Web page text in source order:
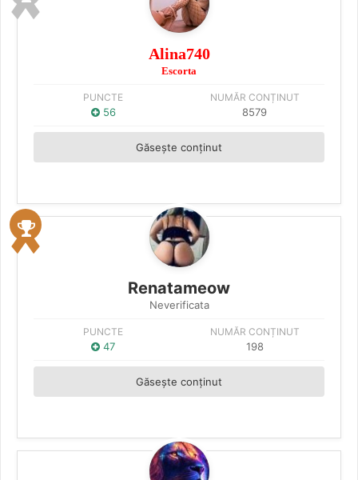
Alina740
Escorta
PUNCTE
56
NUMĂR CONȚINUT
8579
Găsește conținut
Renatameow
Neverificata
PUNCTE
47
NUMĂR CONȚINUT
198
Găsește conținut